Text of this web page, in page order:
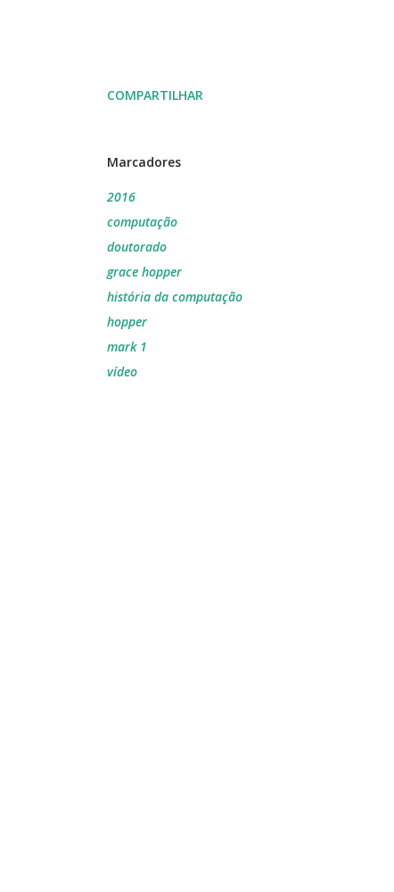
COMPARTILHAR
Marcadores
2016
computação
doutorado
grace hopper
história da computação
hopper
mark 1
vídeo